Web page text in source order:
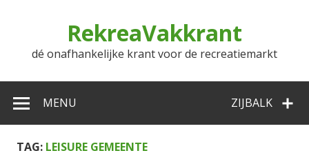
RekreaVakkrant
dé onafhankelijke krant voor de recreatiemarkt
ZIJBALK
MENU
TAG: LEISURE GEMEENTE